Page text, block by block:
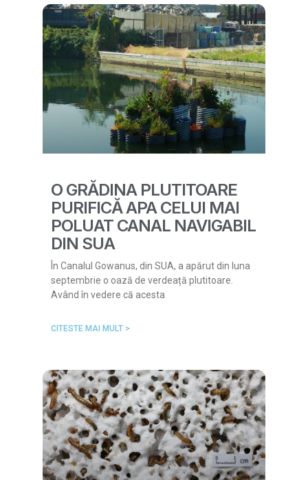
O GRĂDINA PLUTITOARE
PURIFICĂ APA CELUI MAI
POLUAT CANAL NAVIGABIL
DIN SUA
În Canalul Gowanus, din SUA, a apărut din luna
septembrie o oază de verdeață plutitoare.
Având în vedere că acesta
CITESTE MAI MULT >